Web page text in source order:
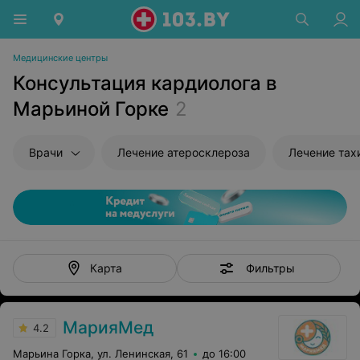
Медицинские центры
Консультация кардиолога в
Марьиной Горке 2
Врачи Лечение атеросклероза Лечение
Карта Фильтры
4.2 МарияМед
Марьина Горка, ул. Ленинская, 61 до 16:00